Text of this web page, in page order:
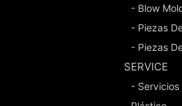
- Blow
- Piezas
- Piezas
SERVICE
-